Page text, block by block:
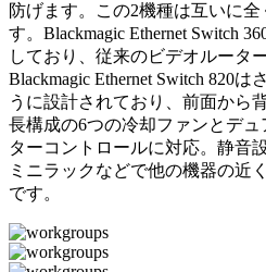
防げます。この2機種は互いに
す。Blackmagic Ethernet Switch
しており、従来のビデオルータ
Blackmagic Ethernet Switch 820
うに設計されており、前面から
長構成の6つの冷却ファンとデ
ターコントロールに対応。静音
ミニラックなどで他の機器の近
です。